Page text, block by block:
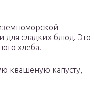
для сладких блюд. Это
хлеба.
квашеную капусту,